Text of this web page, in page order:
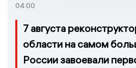
04:00
7 августа
области на самом
России завоевали